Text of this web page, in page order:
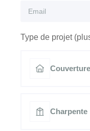
Type de projet
Couverture
Charpente